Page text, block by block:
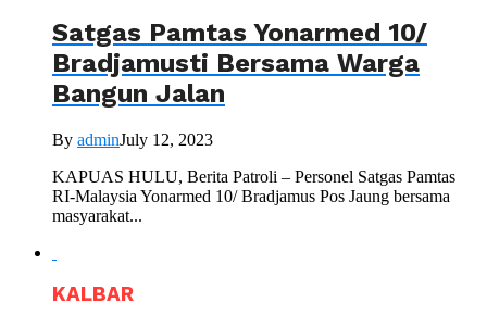
Satgas Pamtas Yonarmed 10/
Bradjamusti Bersama Warga
Bangun Jalan
By adminJuly 12, 2023
KAPUAS HULU, Berita Patroli – Personel Satgas Pamtas
RI-Malaysia Yonarmed 10/ Bradjamus Pos Jaung bersama
masyarakat...
KALBAR